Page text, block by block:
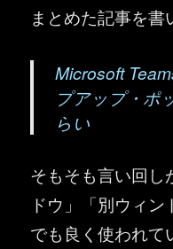
まとめた記事を書
Microsoft
プアップ・ポ
らい
そもそも言い回し
ドウ」「別ウィ
でも良く使われて